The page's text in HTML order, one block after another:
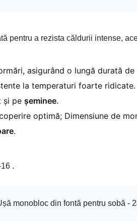
pentru a rezista căldurii intense,
asigurând o lungă durată de
la temperaturi foarte ridicate.
și pe șeminee.
optimă; Dimensiune de
.
.
monobloc din fontă pentru sobă -